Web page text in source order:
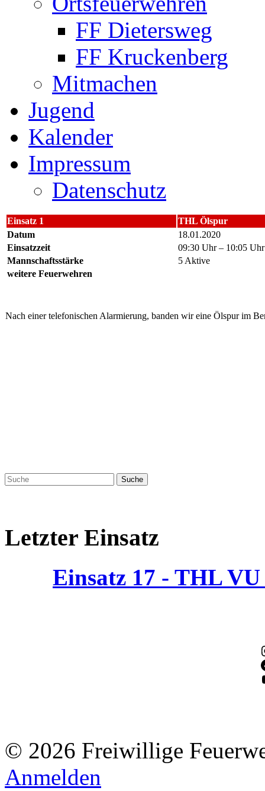
FF Dietersweg
FF Kruckenberg
Mitmachen
Jugend
Kalender
Impressum
Datenschutz
Einsatz 1
THL Ölspur
Datum
18.01.2020
Einsatzzeit
09:30 Uhr – 10:05 Uhr
Mannschaftsstärke
5 Aktive
weitere Feuerwehren
Nach einer telefonischen Alarmierung, banden wir eine Ölspur im
Letzter Einsatz
Einsatz 17 - THL
© 2026 Freiwillige
Anmelden